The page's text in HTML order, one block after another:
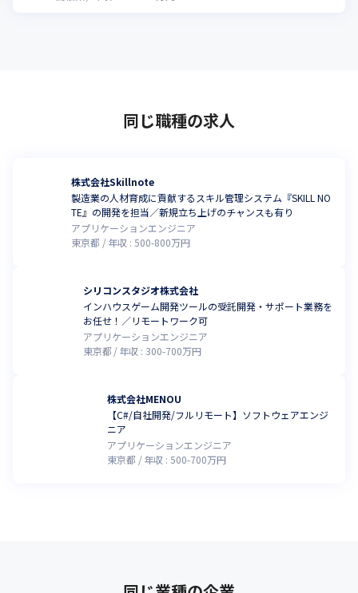
同じ職種の求人
株式会社Skillnote
製造業の人材育成に貢献するスキル管理システム『SKILL NO
TE』の開発を担当／新規立ち上げのチャンスも有り
アプリケーションエンジニア
東京都
年収 :500-800万円
シリコンスタジオ株式会社
インハウスゲーム開発ツールの受託開発・サポート業務を
お任せ！／リモートワーク可
アプリケーションエンジニア
東京都
年収 : 300-700万円
株式会社MENOU
【C#/自社開発/フルリモート】ソフトウェアエンジ
ニア
アプリケーションエンジニア
東京都
年収 :500-700万円